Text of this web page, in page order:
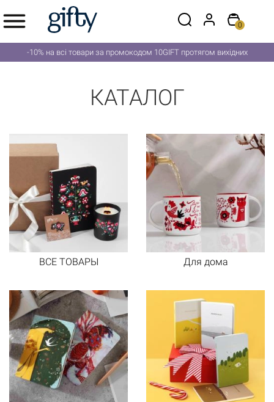
0
-10% на всі товари за промокодом 10GIFT протягом вихідних
КАТАЛОГ
ВСЕ ТОВАРЫ Для дома